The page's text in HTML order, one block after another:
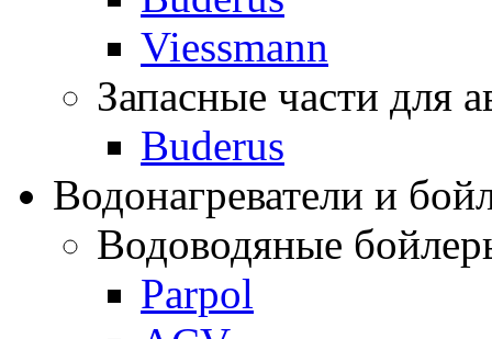
Viessmann
Запасные части для
Buderus
Водонагреватели и
Водоводяные
Parpol